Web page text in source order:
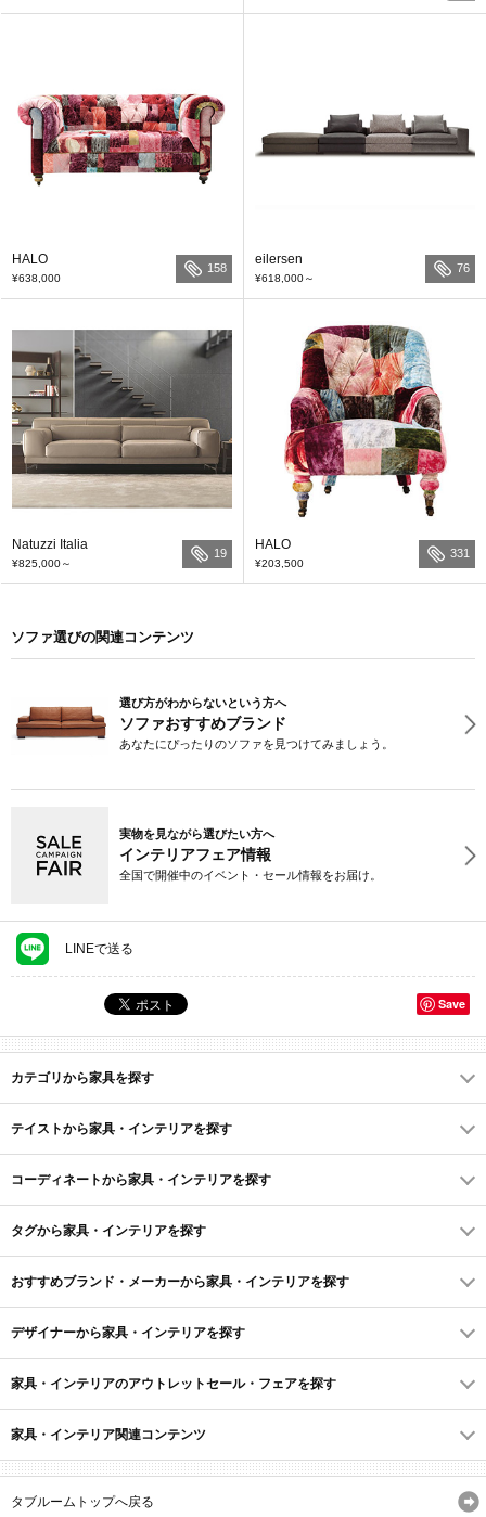
HALO
¥638,000
158
eilersen
¥618,000～
76
Natuzzi Italia
¥825,000～
19
HALO
¥203,500
331
ソファ選びの関連コンテンツ
選び方がわからないという方へ
ソファおすすめブランド
あなたにぴったりのソファを見つけてみましょう。
実物を見ながら選びたい方へ
インテリアフェア情報
全国で開催中のイベント・セール情報をお届け。
LINEで送る
Save
カテゴリから家具を探す
テイストから家具・インテリアを探す
コーディネートから家具・インテリアを探す
タグから家具・インテリアを探す
おすすめブランド・メーカーから家具・インテリアを探す
デザイナーから家具・インテリアを探す
家具・インテリアのアウトレットセール・フェアを探す
家具・インテリア関連コンテンツ
タブルームトップへ戻る